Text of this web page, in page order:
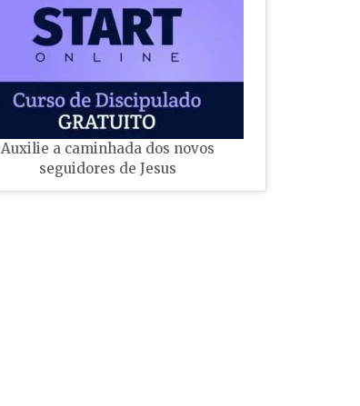
Auxilie a caminhada dos novos
seguidores de Jesus